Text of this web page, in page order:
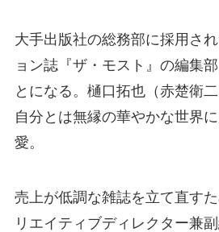
大手出版社の総務部に採用さ
ョン誌『ザ・モスト』の編集
とになる。樋口拓也（赤楚衛
自分とは無縁の華やかな世界
愛。
売上が低調な雑誌を立て直す
リエイティブディレクター兼